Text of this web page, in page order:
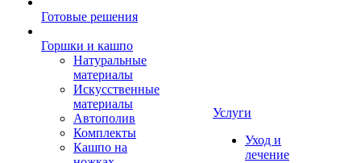
Готовые решения
Горшки и кашпо
Натуральные
материалы
Искусственные
материалы
Автополив
Комплекты
Кашпо на
Услуги
Уход и
лечение